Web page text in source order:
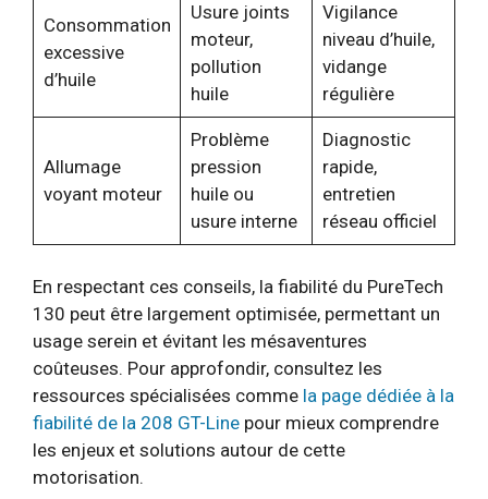
Consommation
excessive
d’huile
Usure joints
moteur,
pollution
huile
Vigilance
niveau d’huile,
vidange
régulière
Allumage
voyant moteur
Problème
pression
huile ou
usure interne
Diagnostic
rapide,
entretien
réseau officiel
En respectant ces conseils, la fiabilité du PureTech
130 peut être largement optimisée, permettant un
usage serein et évitant les mésaventures
coûteuses. Pour approfondir, consultez les
ressources spécialisées comme la page dédiée à la
fiabilité de la 208 GT-Line pour mieux comprendre
les enjeux et solutions autour de cette
motorisation.